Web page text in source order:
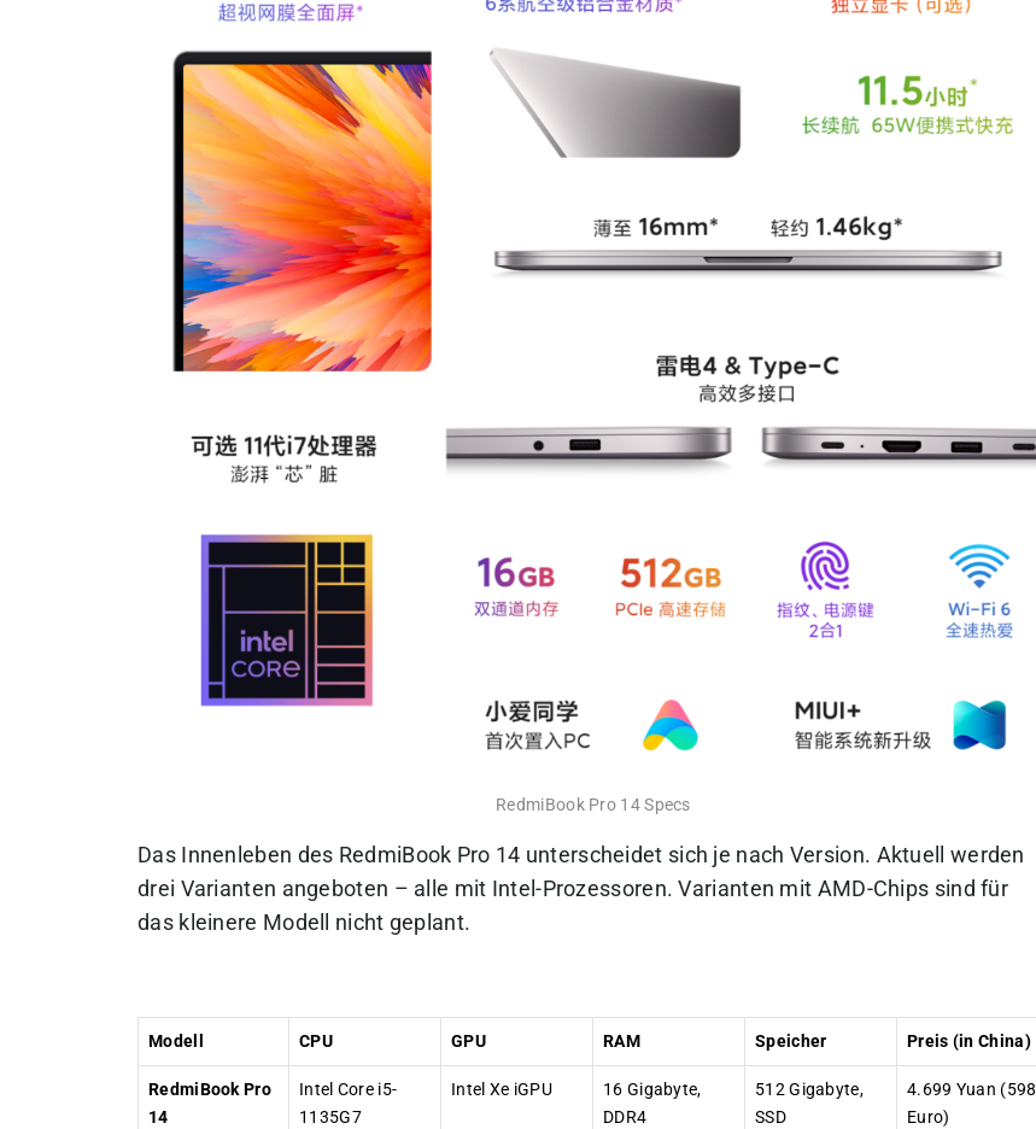
RedmiBook Pro 14 Specs
Das Innenleben des RedmiBook Pro 14 unterscheidet sich je nach Version. Aktuell werden
drei Varianten angeboten – alle mit Intel-Prozessoren. Varianten mit AMD-Chips sind für
das kleinere Modell nicht geplant.
Modell CPU GPU RAM Speicher Preis (in China)
RedmiBook Pro
14
Intel Core i5-
1135G7
Intel Xe iGPU
16 Gigabyte,
DDR4
512 Gigabyte,
SSD
4.699 Yuan (598
Euro)